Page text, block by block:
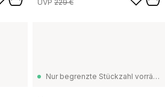
UVP 229 €
Nur begrenzte Stückzahl vorrätig